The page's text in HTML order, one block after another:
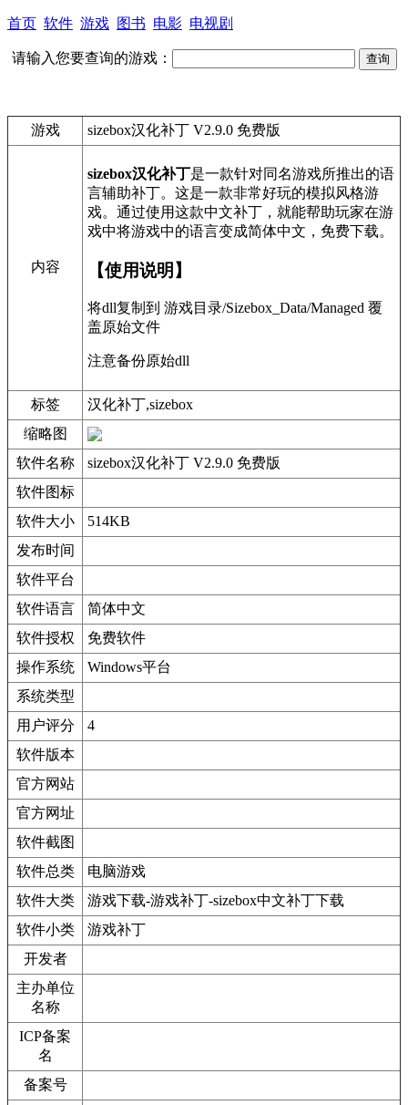
首页 软件 游戏 图书 电影 电视剧
请输入您要查询的游戏：
游戏 sizebox汉化补丁 V2.9.0 免费版
内容
sizebox汉化补丁是一款针对同名游戏所推出的语
言辅助补丁。这是一款非常好玩的模拟风格游
戏。通过使用这款中文补丁，就能帮助玩家在游
戏中将游戏中的语言变成简体中文，免费下载。
【使用说明】
将dll复制到 游戏目录/Sizebox_Data/Managed 覆
盖原始文件
注意备份原始dll
标签
汉化补丁,sizebox
缩略图
软件名称
sizebox汉化补丁 V2.9.0 免费版
软件图标
软件大小
514KB
发布时间
软件平台
软件语言
简体中文
软件授权
免费软件
操作系统
Windows平台
系统类型
用户评分
4
软件版本
官方网站
官方网址
软件截图
软件总类
电脑游戏
软件大类
游戏下载-游戏补丁-sizebox中文补丁下载
软件小类
游戏补丁
开发者
主办单位
名称
ICP备案
名
备案号